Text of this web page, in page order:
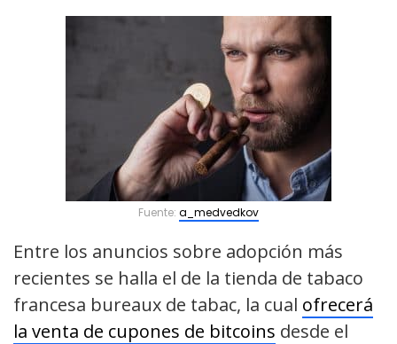
Fuente: a_medvedkov
Entre los anuncios sobre adopción más
recientes se halla el de la tienda de tabaco
francesa bureaux de tabac, la cual ofrecerá
la venta de cupones de bitcoins desde el